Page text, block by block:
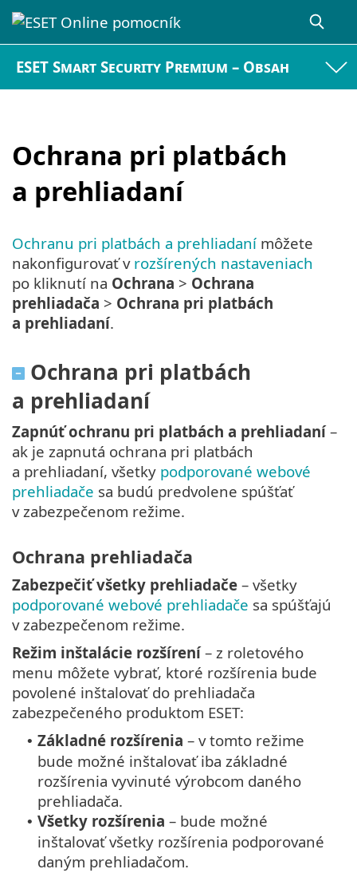
ESET Smart Security Premium – Obsah
Ochrana pri platbách
a prehliadaní
Ochranu pri platbách a prehliadaní môžete
nakonfigurovať v rozšírených nastaveniach
po kliknutí na Ochrana > Ochrana
prehliadača > Ochrana pri platbách
a prehliadaní.
Ochrana pri platbách
a prehliadaní
Zapnúť ochranu pri platbách a prehliadaní–
ak je zapnutá ochrana pri platbách
a prehliadaní, všetky podporované webové
prehliadače sa budú predvolene spúšťať
v zabezpečenom režime.
Ochrana prehliadača
Zabezpečiť všetky prehliadače – všetky
podporované webové prehliadače sa spúšťajú
v zabezpečenom režime.
Režim inštalácie rozšírení– z roletového
menu môžete vybrať, ktoré rozšírenia bude
povolené inštalovať do prehliadača
zabezpečeného produktom ESET:
• Základné rozšírenia – v tomto režime
bude možné inštalovať iba základné
rozšírenia vyvinuté výrobcom daného
prehliadača.
• Všetky rozšírenia – bude možné
inštalovať všetky rozšírenia podporované
daným prehliadačom.